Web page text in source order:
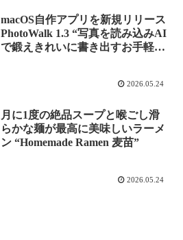
macOS自作アプリを新規リリース
PhotoWalk 1.3 “写真を読み込みAI
で鍛えきれいに書き出すお手軽写
2026.05.24
月に1度の絶品スープと喉ごし滑
らかな麺が最高に美味しいラーメ
ン “Homemade Ramen 麦苗”
2026.05.24